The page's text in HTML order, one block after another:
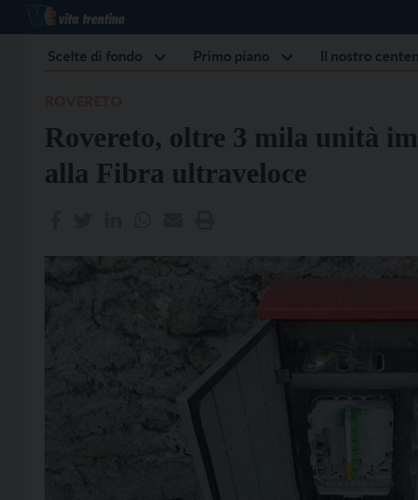
Scelte di fondo Primo piano Il nostro
Rovereto, oltre 3 mila unità
alla Fibra ultraveloce